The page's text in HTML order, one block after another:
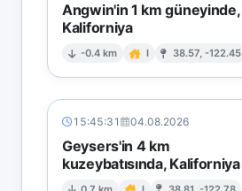
Angwin'in 1 km güneyinde,
Kaliforniya
-0.4 km I 38.57, -122.45
15:45:31 04.08.2026
Geysers'in 4 km
kuzeybatısında, Kaliforniya